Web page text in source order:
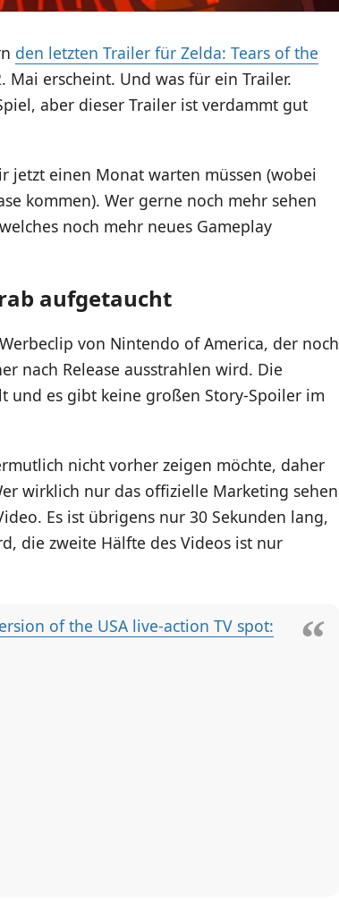
den letzten Trailer für Zelda: Tears of the
Mai erscheint. Und was für ein Trailer.
aber dieser Trailer ist verdammt gut
jetzt einen Monat warten müssen (wobei
kommen). Wer gerne noch mehr sehen
noch mehr neues Gameplay
aufgetaucht
von Nintendo of America, der noch
nach Release ausstrahlen wird. Die
und es gibt keine großen Story-Spoiler im
nicht vorher zeigen möchte, daher
wirklich nur das offizielle Marketing sehen
Es ist übrigens nur 30 Sekunden lang,
die zweite Hälfte des Videos ist nur
of the USA live-action TV spot: